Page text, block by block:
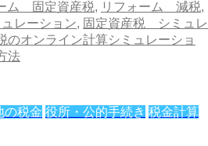
ム 固定資産税, リフォーム 減税,
レーション, 固定資産税 シミュレ
のオンライン計算シミュレーショ
法
の税金 役所・公的手続き 税金計算